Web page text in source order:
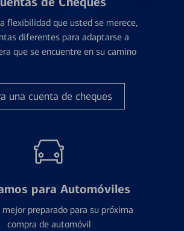
flexibilidad que usted se merece,
diferentes para adaptarse a
que se encuentre en su camino
una cuenta de cheques
para Automóviles
preparado para su próxima
compra de automóvil